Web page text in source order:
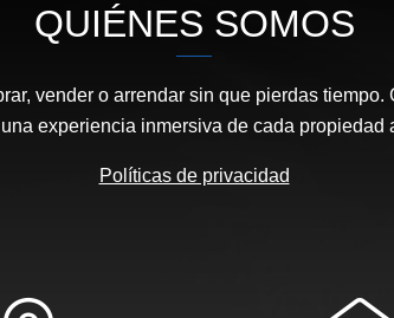
QUIÉNES SOMOS
vender o arrendar sin que pierdas tiempo.
experiencia inmersiva de cada propiedad
Políticas de privacidad